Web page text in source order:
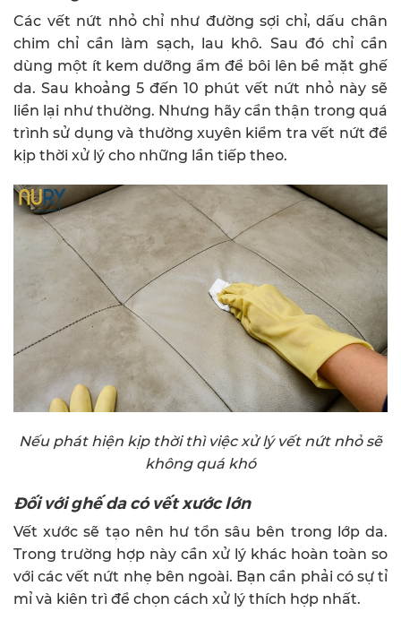
Các vết nứt nhỏ chỉ như đường sợi chỉ, dấu chân
chim chỉ cần làm sạch, lau khô. Sau đó chỉ cần
dùng một ít kem dưỡng ẩm để bôi lên bề mặt ghế
da. Sau khoảng 5 đến 10 phút vết nứt nhỏ này sẽ
liền lại như thường. Nhưng hãy cẩn thận trong quá
trình sử dụng và thường xuyên kiểm tra vết nứt để
kịp thời xử lý cho những lần tiếp theo.
Nếu phát hiện kịp thời thì việc xử lý vết nứt nhỏ sẽ
không quá khó
Đối với ghế da có vết xước lớn
Vết xước sẽ tạo nên hư tổn sâu bên trong lớp da.
Trong trường hợp này cần xử lý khác hoàn toàn so
với các vết nứt nhẹ bên ngoài. Bạn cần phải có sự tỉ
mỉ và kiên trì để chọn cách xử lý thích hợp nhất.